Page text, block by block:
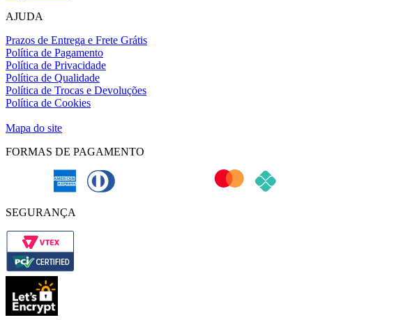
AJUDA
Prazos de Entrega e Frete Grátis
Política de Pagamento
Política de Privacidade
Política de Qualidade
Política de Trocas e Devoluções
Política de Cookies
Mapa do site
FORMAS DE PAGAMENTO
SEGURANÇA